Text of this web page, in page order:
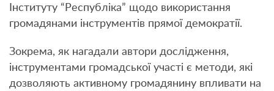
Інституту “Республіка” щодо використання
громадянами інструментів прямої демократії.
Зокрема, як нагадали автори дослідження,
інструментами громадської участі є методи, які
дозволяють активному громадянину впливати на